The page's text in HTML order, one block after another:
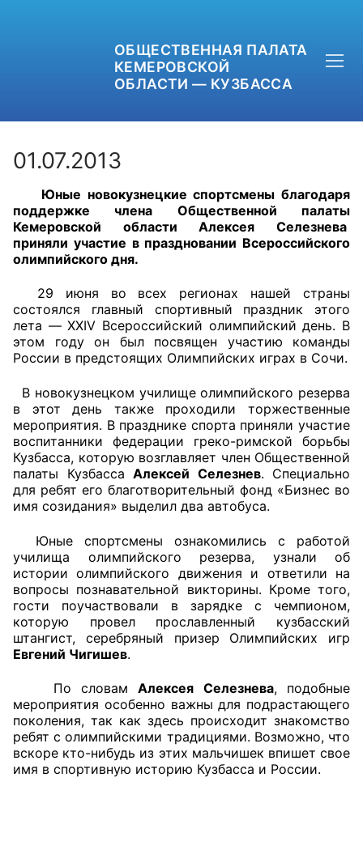
ОБЩЕСТВЕННАЯ ПАЛАТА
КЕМЕРОВСКОЙ
ОБЛАСТИ — КУЗБАССА
+7 (3842) 58-82-40
OPKO42@BK.RU
Главная
Общественные советы
Общественные советы при территориальных
органах федеральных органов
исполнительной власти
Общественные советы по проведению
независимой оценки качества условий
оказания услуг
О Палате
Структура Палаты
Комиссии
Экспертный совет ОП КО
Совет ОП КО
01.07.2013
Юные новокузнецкие спортсмены благодаря
поддержке члена Общественной палаты
Кемеровской области Алексея Селезнева
приняли участие в праздновании Всероссийского
олимпийского дня.
29 июня во всех регионах нашей страны
состоялся главный спортивный праздник этого
лета — XXIV Всероссийский олимпийский день. В
этом году он был посвящен участию команды
России в предстоящих Олимпийских играх в Сочи.
В новокузнецком училище олимпийского резерва
в этот день также проходили торжественные
мероприятия. В празднике спорта приняли участие
воспитанники федерации греко-римской борьбы
Кузбасса, которую возглавляет член Общественной
палаты Кузбасса Алексей Селезнев. Специально
для ребят его благотворительный фонд «Бизнес во
имя созидания» выделил два автобуса.
Юные спортсмены ознакомились с работой
училища олимпийского резерва, узнали об
истории олимпийского движения и ответили на
вопросы познавательной викторины. Кроме того,
гости поучаствовали в зарядке с чемпионом,
которую провел прославленный кузбасский
штангист, серебряный призер Олимпийских игр
Евгений Чигишев.
По словамАлексея Селезнева, подобные
мероприятия особенно важны для подрастающего
поколения, так как здесь происходит знакомство
ребят с олимпийскими традициями. Возможно, что
вскоре кто-нибудь из этих мальчишек впишет свое
имя в спортивную историю Кузбасса и России.